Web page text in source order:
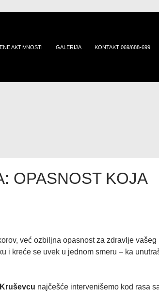
AKTIVNOSTI GALERIJA KONTAKT 069/688-699
OPASNOST KOJA
već ozbiljna opasnost za zdravlje vašeg
i kreće se uvek u jednom smeru – ka
najčešće intervenišemo kod rasa